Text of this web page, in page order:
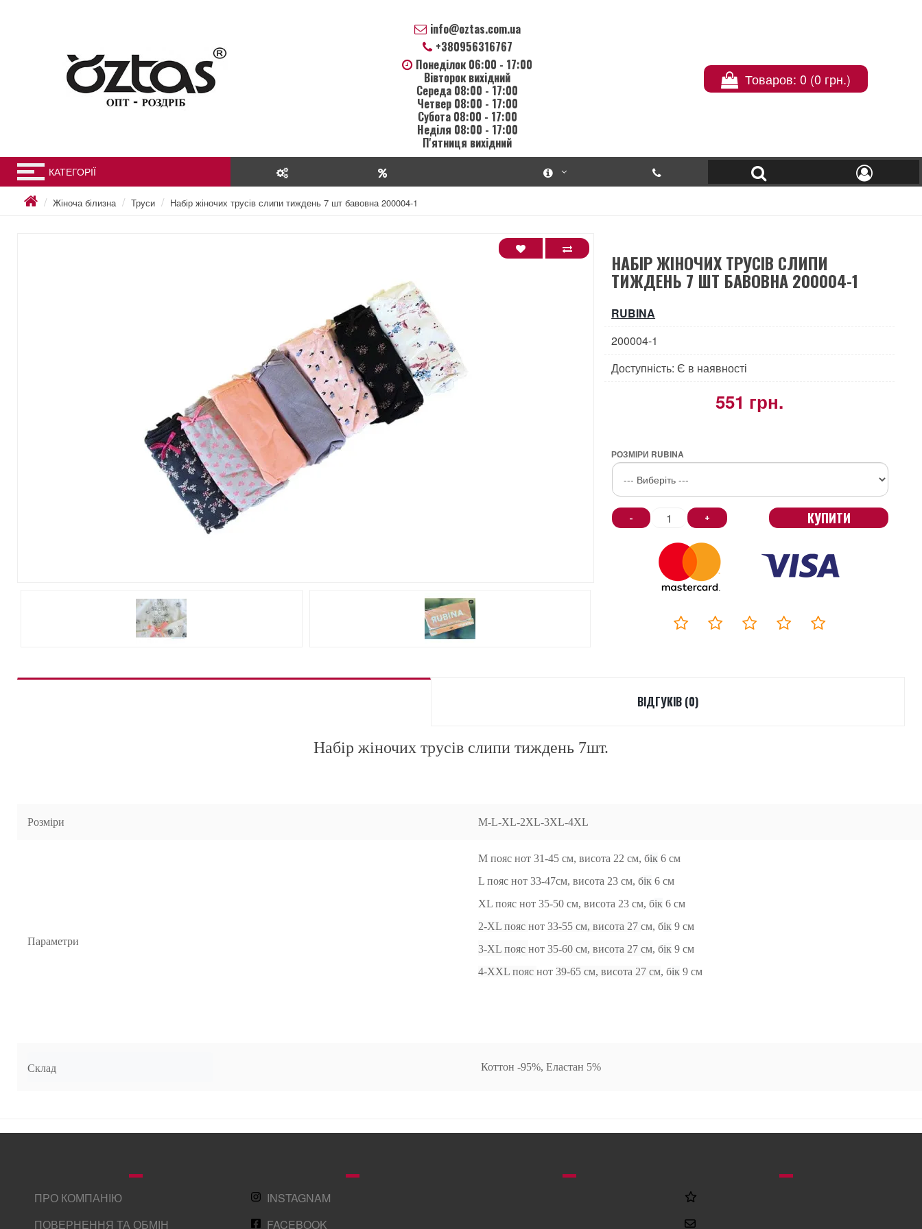
info@oztas.com.ua
+380956316767
Понеділок 06:00 - 17:00
Вівторок вихідний
Середа 08:00 - 17:00
Четвер 08:00 - 17:00
Субота 08:00 - 17:00
Неділя 08:00 - 17:00
П'ятниця вихідний
Товаров: 0 (0 грн.)
КАТЕГОРІЇ
Жіноча білизна Труси Набір жіночих трусів слипи тиждень 7 шт бавовна 200004-1
НАБІР ЖІНОЧИХ ТРУСІВ СЛИПИ
ТИЖДЕНЬ 7 ШТ БАВОВНА 200004-1
RUBINA
200004-1
Доступність: Є в наявності
551 грн.
РОЗМІРИ RUBINA
- + КУПИТИ
ВІДГУКІВ (0)
Набір жіночих трусів слипи тиждень 7шт.
Розміри M-L-XL-2XL-3XL-4XL
Параметри
M пояс нот 31-45 см, висота 22 см, бік 6 см
L пояс нот 33-47см, висота 23 см, бік 6 см
XL пояс нот 35-50 см, висота 23 см, бік 6 см
2-XL пояс нот 33-55 см, висота 27 см, бік 9 см
3-XL пояс нот 35-60 см, висота 27 см, бік 9 см
4-XXL пояс нот 39-65 см, висота 27 см, бік 9 см
Склад Коттон -95%, Еластан 5%
ПРО КОМПАНІЮ
ПОВЕРНЕННЯ ТА ОБМІН
INSTAGNAM
FACEBOOK